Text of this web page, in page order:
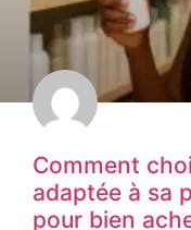
Comment
adaptée à sa
pour bien